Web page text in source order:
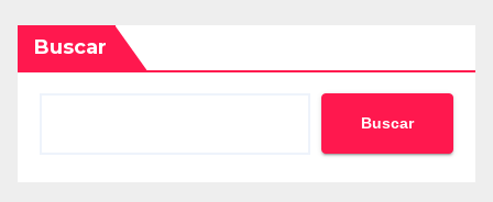
Buscar
Buscar